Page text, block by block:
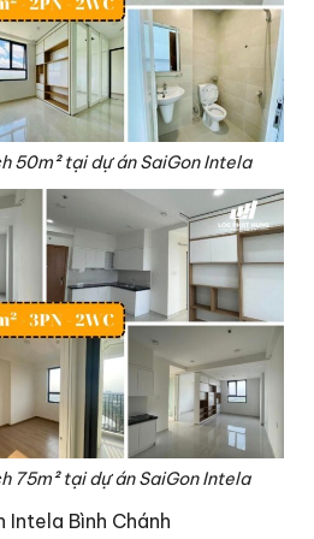
50m² tại dự án SaiGon Intela
75m² tại dự án SaiGon Intela
Intela Bình Chánh